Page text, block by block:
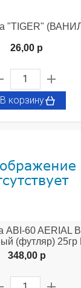
"TIGER"
26,00 p
В корзину
ABI-60 AERIAL
(футляр) 25гр
348,00 p